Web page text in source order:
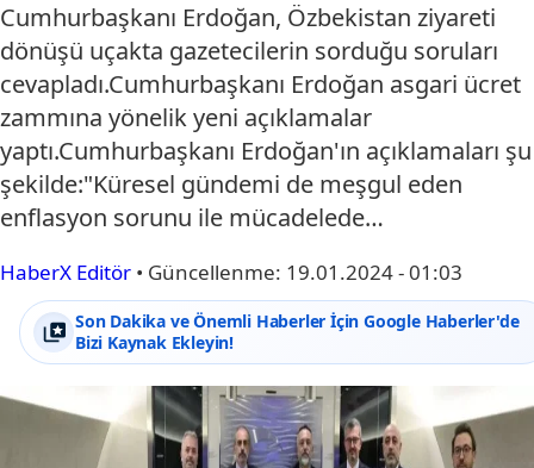
Cumhurbaşkanı Erdoğan, Özbekistan ziyareti
dönüşü uçakta gazetecilerin sorduğu soruları
cevapladı.Cumhurbaşkanı Erdoğan asgari ücret
zammına yönelik yeni açıklamalar
yaptı.Cumhurbaşkanı Erdoğan'ın açıklamaları şu
şekilde:"Küresel gündemi de meşgul eden
enflasyon sorunu ile mücadelede…
HaberX Editör • Güncellenme: 19.01.2024 - 01:03
Son Dakika ve Önemli Haberler İçin Google Haberler'de
Bizi Kaynak Ekleyin!